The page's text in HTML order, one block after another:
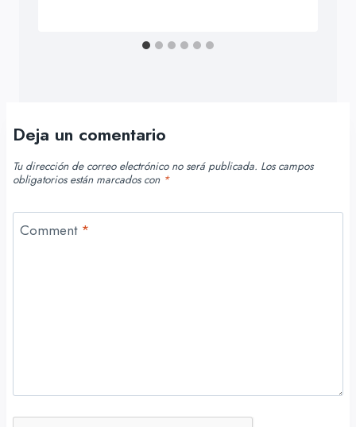
Deja un comentario
Tu dirección de correo electrónico no será publicada. Los campos
obligatorios están marcados con *
Comment *